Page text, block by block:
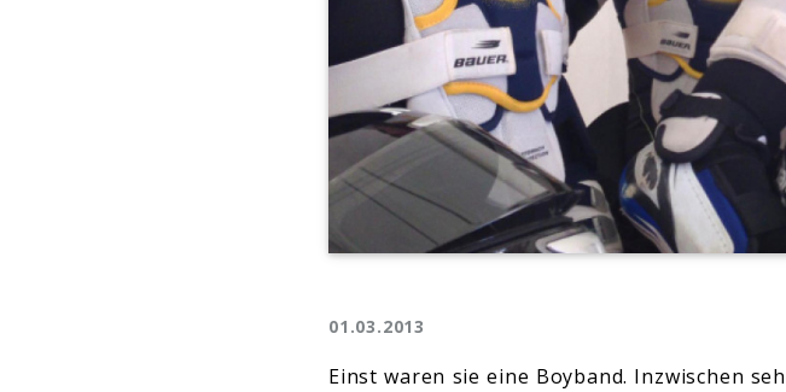
01.03.2013
Einst waren sie eine Boyband. Inzwischen